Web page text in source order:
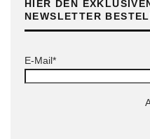
HIER DEN
NEWSLETTER
E-Mail*